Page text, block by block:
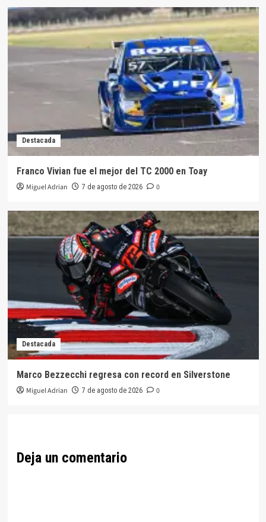
Destacada
Franco Vivian fue el mejor del TC 2000 en Toay
Miguel Adrian 7 de agosto de 2026 0
Destacada
Marco Bezzecchi regresa con record en Silverstone
Miguel Adrian 7 de agosto de 2026 0
Deja un comentario